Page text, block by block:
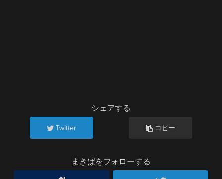
シェアする
Twitter コピー
まきばをフォローする